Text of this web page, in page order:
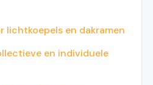
lichtkoepels en dakramen
en individuele